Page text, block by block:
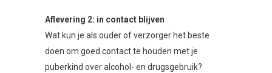
Aflevering 2: in contact blijven
Wat kun je als ouder of verzorger het beste
doen om goed contact te houden met je
puberkind over alcohol- en drugsgebruik?